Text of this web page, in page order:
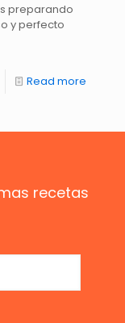
preparando
y perfecto
Read more
recetas